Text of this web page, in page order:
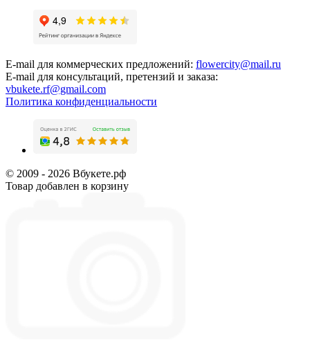
E-mail для коммерческих предложений: flowercity@mail.ru
E-mail для консультаций, претензий и заказа:
vbukete.rf@gmail.com
Политика конфиденциальности
© 2009 - 2026 Вбукете.рф
Товар добавлен в корзину